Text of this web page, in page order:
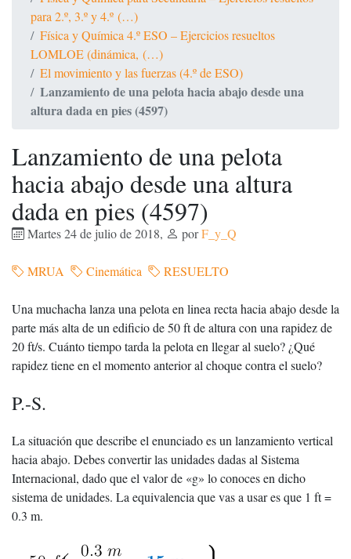
para 2.º, 3.º y 4.º (…)
Física y Química 4.º ESO – Ejercicios resueltos
LOMLOE (dinámica, (…)
El movimiento y las fuerzas (4.º de ESO)
Lanzamiento de una pelota hacia abajo desde una
altura dada en pies (4597)
Lanzamiento de una pelota
hacia abajo desde una altura
dada en pies (4597)
Martes 24 de julio de 2018, porF_y_Q
MRUA Cinemática RESUELTO
Una muchacha lanza una pelota en linea recta hacia abajo desde la
parte más alta de un edificio de 50 ft de altura con una rapidez de
20 ft/s. Cuánto tiempo tarda la pelota en llegar al suelo? ¿Qué
rapidez tiene en el momento anterior al choque contra el suelo?
P.-S.
La situación que describe el enunciado es un lanzamiento vertical
hacia abajo. Debes convertir las unidades dadas al Sistema
Internacional, dado que el valor de «g» lo conoces en dicho
sistema de unidades. La equivalencia que vas a usar es que 1 ft =
0.3 m.